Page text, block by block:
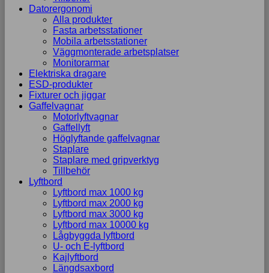
Datorergonomi
Alla produkter
Fasta arbetsstationer
Mobila arbetsstationer
Väggmonterade arbetsplatser
Monitorarmar
Elektriska dragare
ESD-produkter
Fixturer och jiggar
Gaffelvagnar
Motorlyftvagnar
Gaffellyft
Höglyftande gaffelvagnar
Staplare
Staplare med gripverktyg
Tillbehör
Lyftbord
Lyftbord max 1000 kg
Lyftbord max 2000 kg
Lyftbord max 3000 kg
Lyftbord max 10000 kg
Lågbyggda lyftbord
U- och E-lyftbord
Kajlyftbord
Längdsaxbord